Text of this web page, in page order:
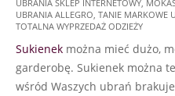
05
UBRANIA SKLEP INTERNETOWY,
UBRANIA ALLEGRO, TANIE MARKOWE
TOTALNA WYPRZEDAŻ ODZIEŻY
Sukienek można mieć dużo,
garderobę. Sukienek można
wśród Waszych ubrań